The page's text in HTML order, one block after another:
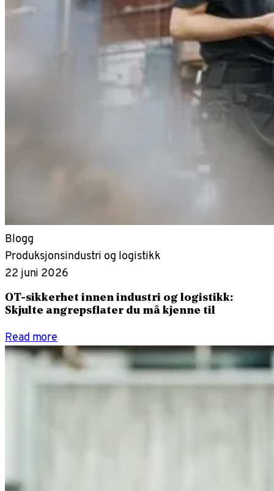
Blogg
Produksjonsindustri og logistikk
22 juni 2026
OT-sikkerhet innen industri og logistikk:
Skjulte angrepsflater du må kjenne til
Read more